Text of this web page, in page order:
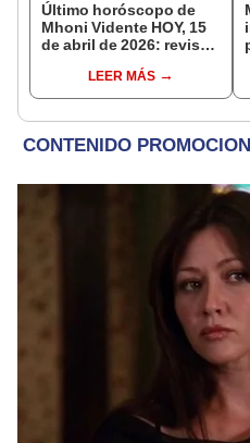
Último horóscopo de
Mhoni Vidente HOY, 15
de abril de 2026: revisa
signo y entérate si te
espera un día
LEER MÁS